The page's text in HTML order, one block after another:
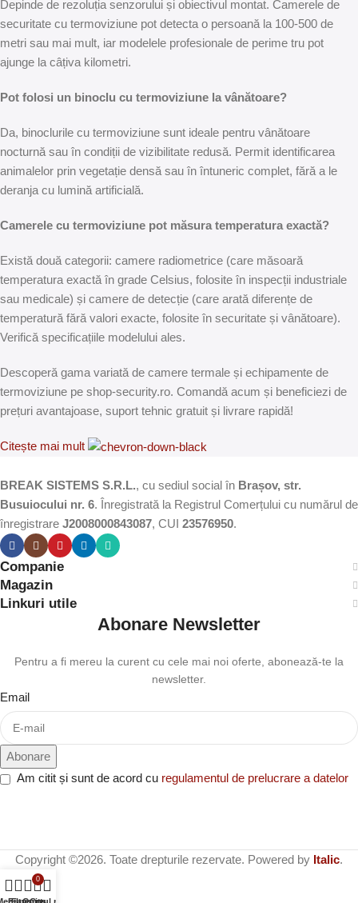
Depinde de rezoluția senzorului și obiectivul montat. Camerele de
securitate cu termoviziune pot detecta o persoană la 100-500 de
metri sau mai mult, iar modelele profesionale de perime tru pot
ajunge la câțiva kilometri.
Pot folosi un binoclu cu termoviziune la vânătoare?
Da, binoclurile cu termoviziune sunt ideale pentru vânătoare
nocturnă sau în condiții de vizibilitate redusă. Permit identificarea
animalelor prin vegetație densă sau în întuneric complet, fără a le
deranja cu lumină artificială.
Camerele cu termoviziune pot măsura temperatura exactă?
Există două categorii: camere radiometrice (care măsoară
temperatura exactă în grade Celsius, folosite în inspecții industriale
sau medicale) și camere de detecție (care arată diferențe de
temperatură fără valori exacte, folosite în securitate și vânătoare).
Verifică specificațiile modelului ales.
Descoperă gama variată de camere termale și echipamente de
termoviziune pe shop-security.ro. Comandă acum și beneficiezi de
prețuri avantajoase, suport tehnic gratuit și livrare rapidă!
Citește mai mult
BREAK SISTEMS S.R.L., cu sediul social în Brașov, str.
Busuiocului nr. 6. Înregistrată la Registrul Comerțului cu numărul de
înregistrare J2008000843087, CUI 23576950.​
Companie
Magazin
Linkuri utile
Abonare Newsletter
Pentru a fi mereu la curent cu cele mai noi oferte, abonează-te la
newsletter.
Email
Am citit și sunt de acord cu regulamentul de prelucrare a datelor
Copyright ©2026. Toate drepturile rezervate. Powered by Italic.
0